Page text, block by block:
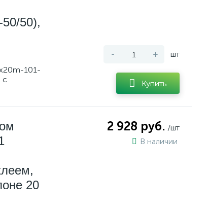
50),
101-
с
- + шт
Купить
20
2 928 руб. /шт
В наличии